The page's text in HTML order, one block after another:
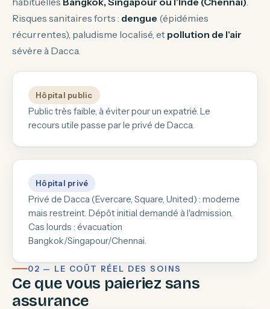
Risques sanitaires forts : dengue (épidémies
récurrentes), paludisme localisé, et pollution de l'air
sévère à Dacca.
Hôpital public
Public très faible, à éviter pour un expatrié. Le
recours utile passe par le privé de Dacca.
Hôpital privé
Privé de Dacca (Evercare, Square, United) : moderne
mais restreint. Dépôt initial demandé à l'admission.
Cas lourds : évacuation
Bangkok/Singapour/Chennai.
02 — LE COÛT RÉEL DES SOINS
Ce que vous paieriez sans
assurance